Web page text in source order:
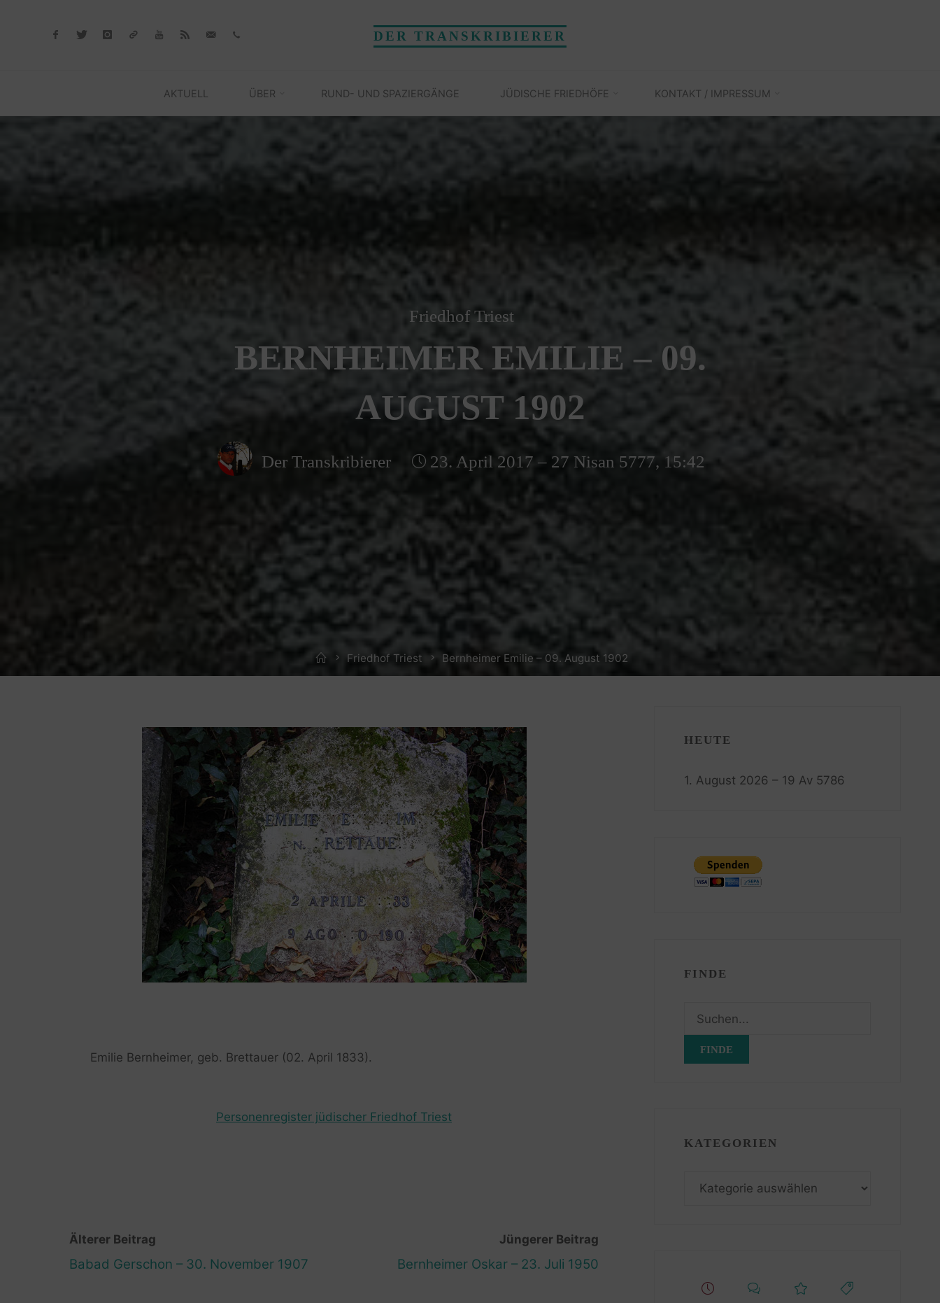
DER TRANSKRIBIERER
AKTUELL ÜBER RUND- UND SPAZIERGÄNGE JÜDISCHE FRIEDHÖFE KONTAKT / IMPRESSUM
Friedhof Triest
BERNHEIMER EMILIE – 09.
AUGUST 1902
Der Transkribierer 23. April 2017 – 27 Nisan 5777, 15:42
HomeFriedhof Triest Bernheimer Emilie – 09. August 1902
Emilie Bernheimer, geb. Brettauer (02. April 1833).
Personenregister jüdischer Friedhof Triest
Älterer Beitrag
Babad Gerschon – 30. November 1907
Jüngerer Beitrag
Bernheimer Oskar – 23. Juli 1950
HEUTE
1. August 2026 – 19 Av 5786
FINDE
Suchen
nach:
KATEGORIEN
Kategorien